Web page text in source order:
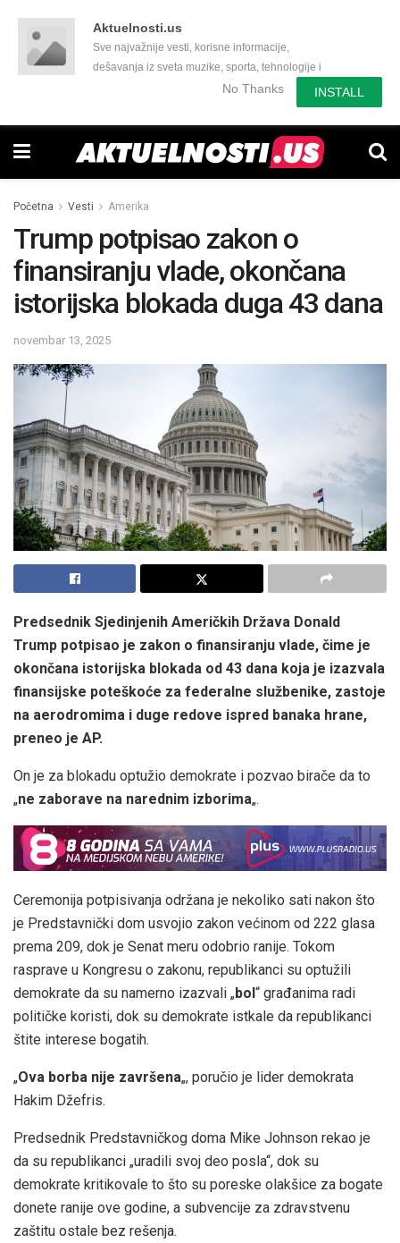
Aktuelnosti.us
Sve najvažnije vesti, korisne informacije,
dešavanja iz sveta muzike, sporta, tehnologije i
još mnogo toga zanimljivog.No Thanks INSTALL
Početna Vesti Amerika
Trump potpisao zakon o
finansiranju vlade, okončana
istorijska blokada duga 43 dana
novembar 13, 2025
Predsednik Sjedinjenih Američkih Država Donald
Trump potpisao je zakon o finansiranju vlade, čime je
okončana istorijska blokada od 43 dana koja je izazvala
finansijske poteškoće za federalne službenike, zastoje
na aerodromima i duge redove ispred banaka hrane,
preneo je AP.
On je za blokadu optužio demokrate i pozvao birače da to
„ne zaborave na narednim izborima„.
Ceremonija potpisivanja održana je nekoliko sati nakon što
je Predstavnički dom usvojio zakon većinom od 222 glasa
prema 209, dok je Senat meru odobrio ranije. Tokom
rasprave u Kongresu o zakonu, republikanci su optužili
demokrate da su namerno izazvali „bol “ građanima radi
političke koristi, dok su demokrate istkale da republikanci
štite interese bogatih.
„Ova borba nije završena„, poručio je lider demokrata
Hakim Džefris.
Predsednik Predstavničkog doma Mike Johnson rekao je
da su republikanci „uradili svoj deo posla“, dok su
demokrate kritikovale to što su poreske olakšice za bogate
donete ranije ove godine, a subvencije za zdravstvenu
zaštitu ostale bez rešenja.